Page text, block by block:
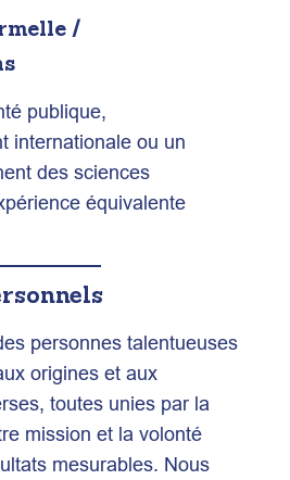
/
publique,
internationale ou un
des sciences
équivalente
personnes talentueuses
origines et aux
toutes unies par la
mission et la volonté
mesurables. Nous